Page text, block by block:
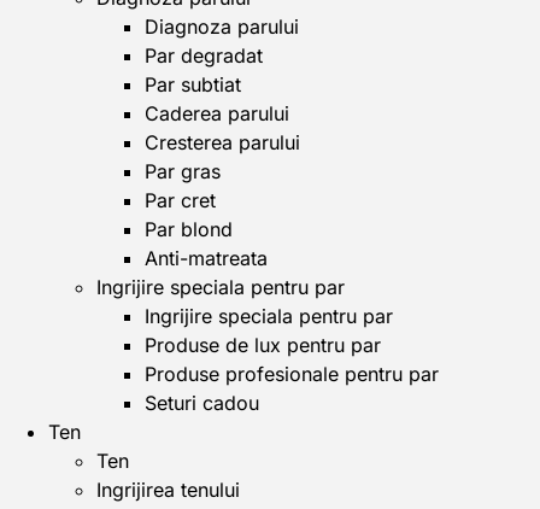
Diagnoza parului
Par degradat
Par subtiat
Caderea parului
Cresterea parului
Par gras
Par cret
Par blond
Anti-matreata
Ingrijire speciala pentru par
Ingrijire speciala pentru par
Produse de lux pentru par
Produse profesionale pentru par
Seturi cadou
Ten
Ten
Ingrijirea tenului